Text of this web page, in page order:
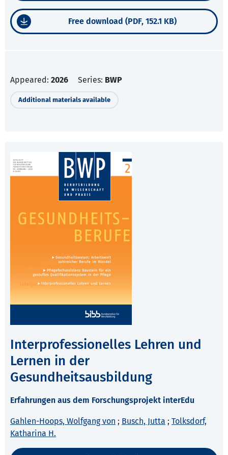
Free download (PDF, 152.1 KB)
Appeared: 2026 Series: BWP
Additional materials available
Interprofessionelles Lehren und
Lernen in der
Gesundheitsausbildung
Erfahrungen aus dem Forschungsprojekt interEdu
Gahlen-Hoops, Wolfgang von ; Busch, Jutta ; Tolksdorf,
Katharina H.